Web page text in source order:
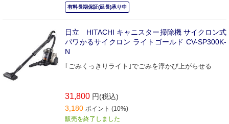
有料長期保証(延長)承り中
日立 HITACHI キャニスター掃除機 サイクロン式
パワかるサイクロン ライトゴールド CV-SP300K-
N
｢ごみくっきりライト｣でごみを浮かび上がらせる
31,800 円(税込)
3,180 ポイント (10%)
販売を終了しました